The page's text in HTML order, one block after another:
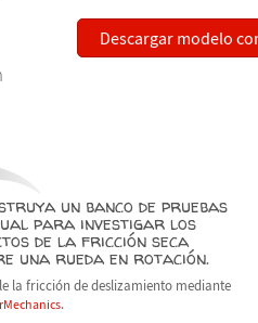
Descargar modelo
un banco de pruebas
para investigar los
de la fricción seca
una rueda en rotación.
la fricción de deslizamiento mediante
.